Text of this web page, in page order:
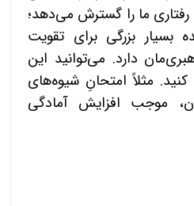
ما را گسترش می‌دهد؛
بسیار بزرگی برای تقویت
دارد. می‌توانید این
مثلاً امتحانِ شیوه‌های
موجب افزایش آمادگی